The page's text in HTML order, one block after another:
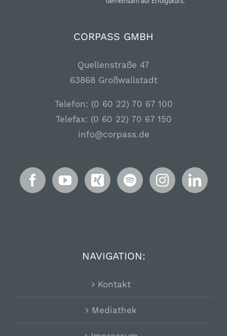
CORPASS GMBH
Quellenstraße 47
63868 Großwallstadt
Telefon: (0 60 22) 70 67 100
Telefax: (0 60 22) 70 67 150
info@corpass.de
NAVIGATION:
Kontakt
Mediathek